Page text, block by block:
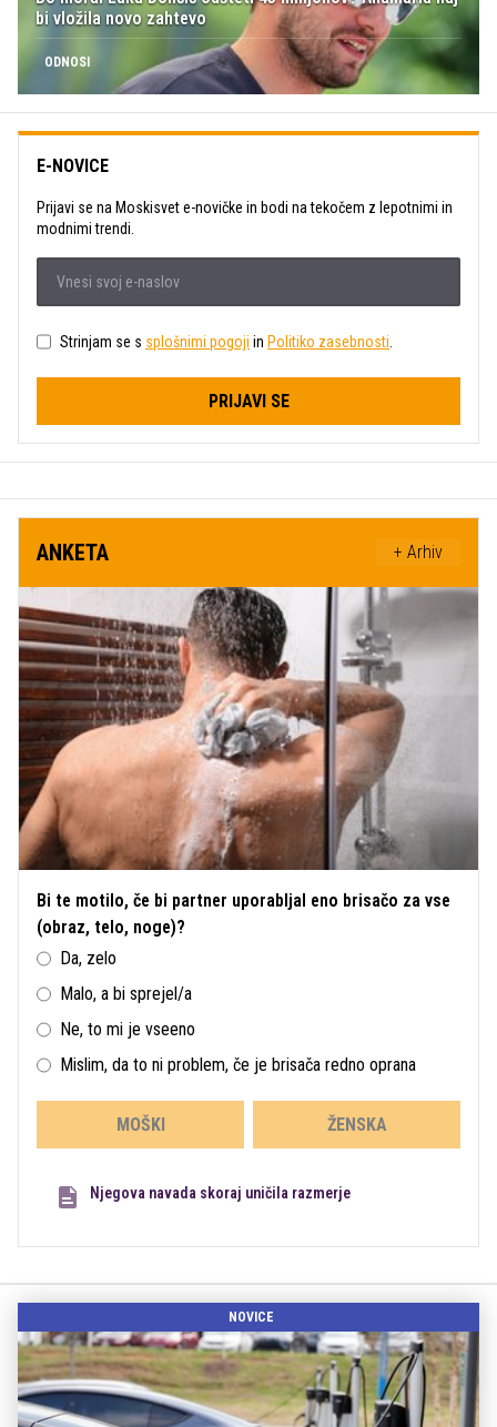
bi vložila novo zahtevo
ODNOSI
E-NOVICE
Prijavi se na Moskisvet e-novičke in bodi na tekočem z lepotnimi in
modnimi trendi.
Strinjam se s splošnimi pogoji in Politiko zasebnosti
PRIJAVI SE
ANKETA + Arhiv
Bi te motilo, če bi partner uporabljal eno brisačo za vse
(obraz, telo, noge)?
Da, zelo
Malo, a bi sprejel/a
Ne, to mi je vseeno
Mislim, da to ni problem, če je brisača redno oprana
MOŠKI ŽENSKA
Njegova navada skoraj uničila razmerje
NOVICE